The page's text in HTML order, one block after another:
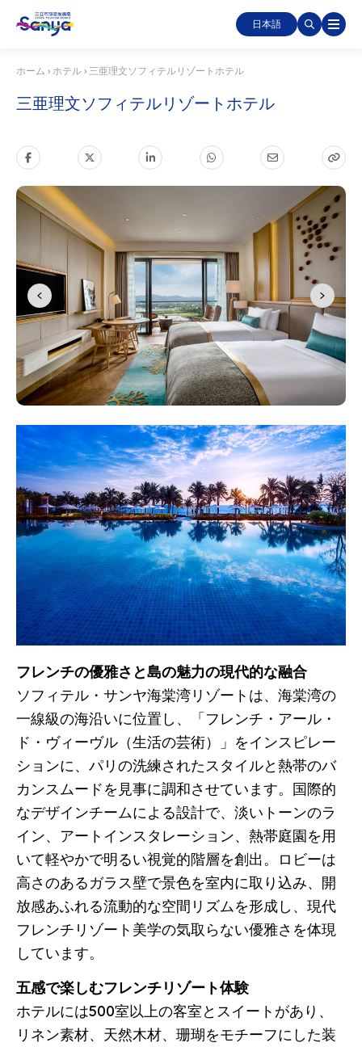
日本語
ホーム › ホテル › 三亜理文ソフィテルリゾートホテル
三亜理文ソフィテルリゾートホテル
フレンチの優雅さと島の魅力の現代的な融合
ソフィテル・サンヤ海棠湾リゾートは、海棠湾の
一線級の海沿いに位置し、「フレンチ・アール・
ド・ヴィーヴル（生活の芸術）」をインスピレー
ションに、パリの洗練されたスタイルと熱帯のバ
カンスムードを見事に調和させています。国際的
なデザインチームによる設計で、淡いトーンのラ
イン、アートインスタレーション、熱帯庭園を用
いて軽やかで明るい視覚的階層を創出。ロビーは
高さのあるガラス壁で景色を室内に取り込み、開
放感あふれる流動的な空間リズムを形成し、現代
フレンチリゾート美学の気取らない優雅さを体現
しています。
五感で楽しむフレンチリゾート体験
ホテルには500室以上の客室とスイートがあり、
リネン素材、天然木材、珊瑚をモチーフにした装